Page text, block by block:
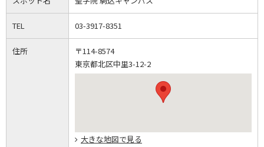
TEL 03-3917-8351
住所
〒114-8574
東京都北区中里3-12-2
大きな地図で見る